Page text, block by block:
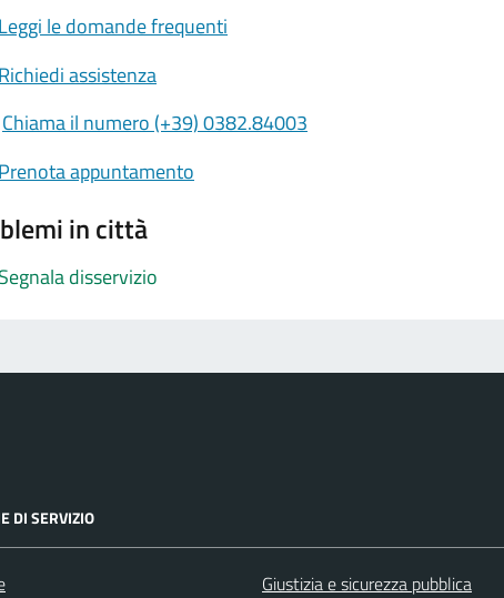
Leggi le domande frequenti
Richiedi assistenza
Chiama il numero (+39) 0382.84003
Prenota appuntamento
in città
Segnala disservizio
DI SERVIZIO
Giustizia e sicurezza pubblica